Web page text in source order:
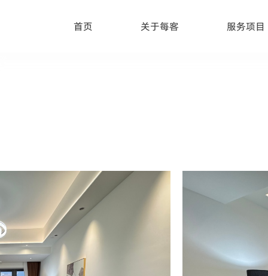
首页 关于每客 服务项目